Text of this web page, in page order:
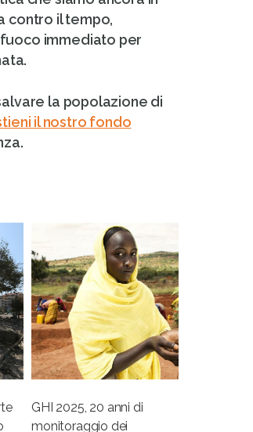
contro il tempo,
immediato per
la popolazione di
il nostro fondo
GHI 2025, 20 anni di
monitoraggio dei